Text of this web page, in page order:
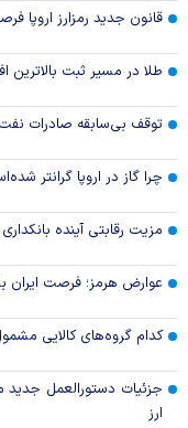
قانون جدید رمزارز اروپا
طلا در مسیر ثبت بالاترین
توقف بی‌سابقه صادرات نفت
چرا گاز در اروپا گرانتر
مزیت رقابتی آینده
عوارض هرمز؛ فرصت ایران
کدام گروه‌های کالایی
جزئیات دستورالعمل جدید
ارز